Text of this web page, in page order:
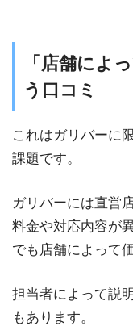
「店舗によ
う口コミ
これはガリバーに
課題です。
ガリバーには直営
料金や対応内容が
でも店舗によって
担当者によって説
もあります。